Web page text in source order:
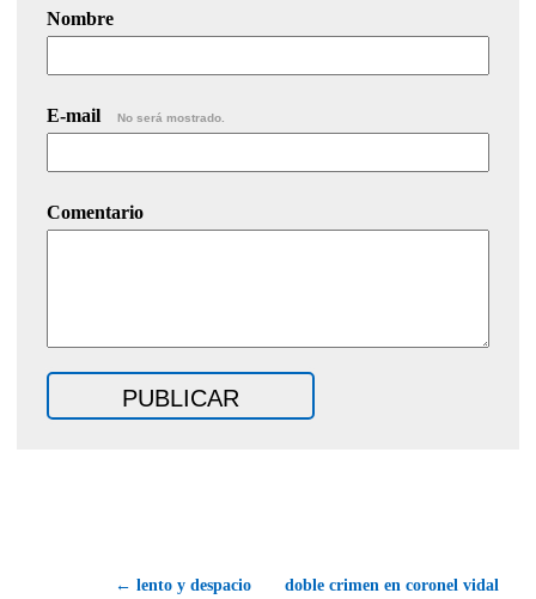
Nombre
E-mail No será mostrado.
Comentario
← lento y despacio doble crimen en coronel vidal